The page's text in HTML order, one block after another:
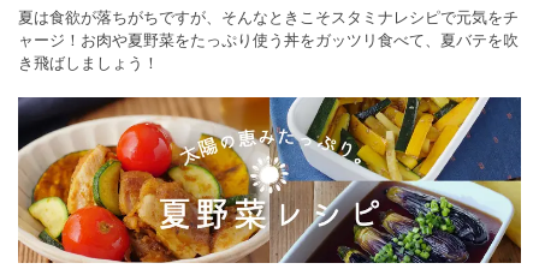
夏は食欲が落ちがちですが、そんなときこそスタミナレシピで元気をチ
ャージ！お肉や夏野菜をたっぷり使う丼をガッツリ食べて、夏バテを吹
き飛ばしましょう！